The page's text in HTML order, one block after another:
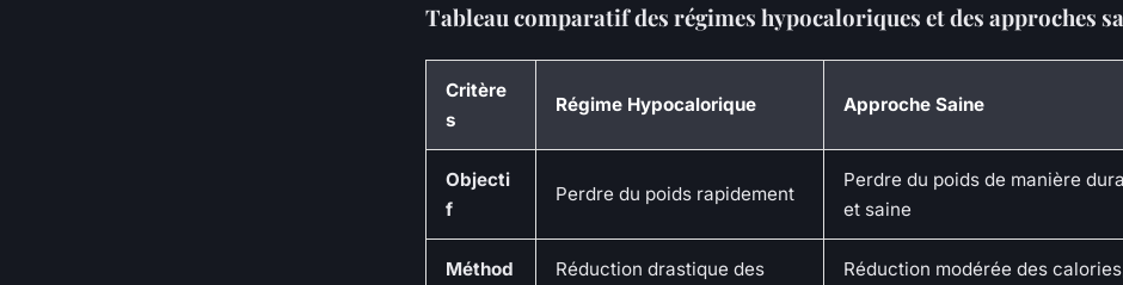
Tableau comparatif des régimes hypocaloriques et des approches
Critère
s
Régime Hypocalorique Approche Saine
Objecti
f
Perdre du poids rapidement
Perdre du poids de manière
et saine
Méthod
Réduction drastique des
Réduction modérée des